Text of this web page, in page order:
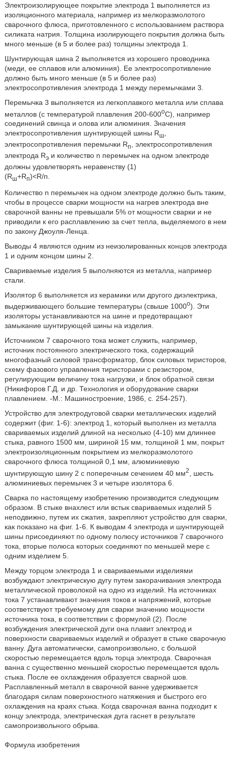
Электроизолирующее покрытие электрода 1 выполняется из
изоляционного материала, например из мелкоразмолотого
сварочного флюса, приготовленного с использованием раствора
силиката натрия. Толщина изолирующего покрытия должна быть
много меньше (в 5 и более раз) толщины электрода 1.
Шунтирующая шина 2 выполняется из хорошего проводника
(меди, ее сплавов или алюминия). Ее электросопротивление
должно быть много меньше (в 5 и более раз)
электросопротивления электрода 1 между перемычками 3.
Перемычка 3 выполняется из легкоплавкого металла или сплава
металлов (с температурой плавления 200-600oC), например
соединений свинца и олова или алюминия. Значения
электросопротивления шунтирующей шины Rш,
электросопротивления перемычки Rп
, электросопротивления
электрода Rэи количество n перемычек на одном электроде
должны удовлетворять неравенству (1)
(Rш+Rп)<R/n.
Количество n перемычек на одном электроде должно быть таким,
чтобы в процессе сварки мощности на нагрев электрода вне
сварочной ванны не превышали 5% от мощности сварки и не
приводили к его расплавлению за счет тепла, выделяемого в нем
по закону Джоуля-Ленца.
Выводы 4 являются одним из неизолированных концов электрода
1 и одним концом шины 2.
Свариваемые изделия 5 выполняются из металла, например
стали.
Изолятор 6 выполняется из керамики или другого диэлектрика,
выдерживающего большие температуры (свыше 1000o). Эти
изоляторы устанавливаются на шине и предотвращают
замыкание шунтирующей шины на изделия.
Источником 7 сварочного тока может служить, например,
источник постоянного электрического тока, содержащий
многофазный силовой трансформатор, блок силовых тиристоров,
схему фазового управления тиристорами с резистором,
регулирующим величину тока нагрузки, и блок обратной связи
(Никифоров Г.Д. и др. Технология и оборудование сварки
плавлением. -М.: Машиностроение, 1986, с. 254-257).
Устройство для электродуговой сварки металлических изделий
содержит (фиг. 1-6): электрод 1, который выполнен из металла
свариваемых изделий длиной на несколько (4-10) мм длиннее
стыка, равного 1500 мм, шириной 15 мм, толщиной 1 мм, покрыт
электроизоляционным покрытием из мелкоразмолотого
сварочного флюса толщиной 0,1 мм, алюминиевую
шунтирующую шину 2 с поперечным сечением 40 мм2
, шесть
алюминиевых перемычек 3 и четыре изолятора 6.
Сварка по настоящему изобретению производится следующим
образом. В стыке внахлест или встык свариваемых изделий 5
неподвижно, путем их сжатия, закрепляют устройство для сварки,
как показано на фиг. 1-6. К выводам 4 электрода и шунтирующей
шины присоединяют по одному полюсу источников 7 сварочного
тока, вторые полюса которых соединяют по меньшей мере с
одним изделием 5.
Между торцом электрода 1 и свариваемыми изделиями
возбуждают электрическую дугу путем закорачивания электрода
металлической проволокой на одно из изделий. На источниках
тока 7 устанавливают значения токов и напряжений, которые
соответствуют требуемому для сварки значению мощности
источника тока, в соответствии с формулой (2). После
возбуждения электрической дуги она плавит электрод и
поверхности свариваемых изделий и образует в стыке сварочную
ванну. Дуга автоматически, самопроизвольно, с большой
скоростью перемещается вдоль торца электрода. Сварочная
ванна с существенно меньшей скоростью перемещается вдоль
стыка. После ее охлаждения образуется сварной шов.
Расплавленный металл в сварочной ванне удерживается
благодаря силам поверхностного натяжения и быстрого его
охлаждения на краях стыка. Когда сварочная ванна подходит к
концу электрода, электрическая дуга гаснет в результате
самопроизвольного обрыва.
Формула изобретения